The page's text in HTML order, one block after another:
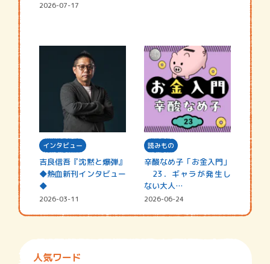
2026-07-17
インタビュー
吉良信吾『沈黙と爆弾』
◆熱血新刊インタビュー
◆
2026-03-11
読みもの
辛酸なめ子「お金入門」
23．ギャラが発生し
ない大人…
2026-06-24
人気ワード